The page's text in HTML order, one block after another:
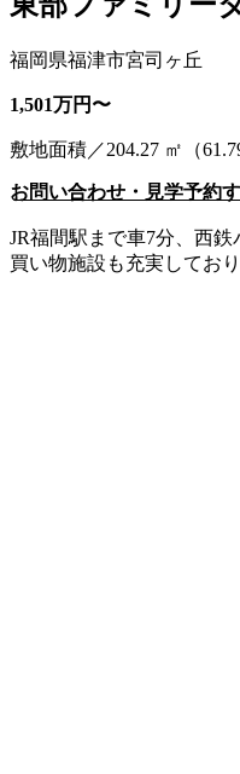
福岡県福津市宮司ヶ丘
1,501万円〜
敷地面積／204.27 ㎡（
お問い合わせ・見学予約
JR福間駅まで車7分、西
買い物施設も充実してお